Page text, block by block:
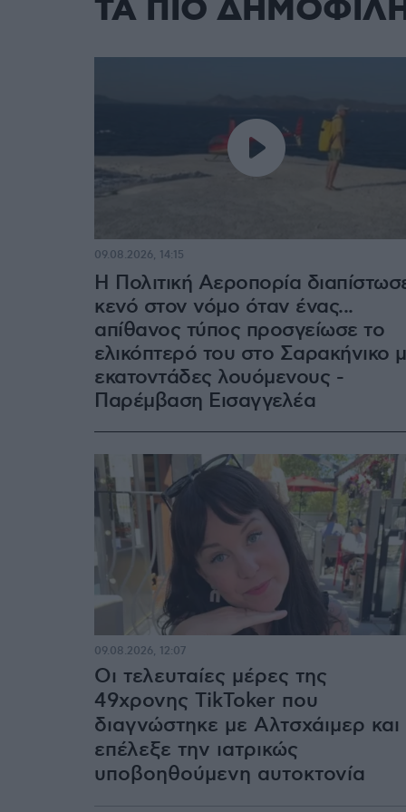
ΤΑ ΠΙΟ
Η Πολιτική Αεροπορία
κενό στον νόμο όταν ένας...
απίθανος τύπος προσγείωσε το
ελικόπτερό του στο Σαρακήνικο
εκατοντάδες λουόμενους -
Παρέμβαση Εισαγγελέα
09.08.2026, 14:15
Οι τελευταίες μέρες της
49χρονης TikToker που
διαγνώστηκε με Αλτσχάιμερ και
επέλεξε την ιατρικώς
υποβοηθούμενη αυτοκτονία
09.08.2026, 12:07